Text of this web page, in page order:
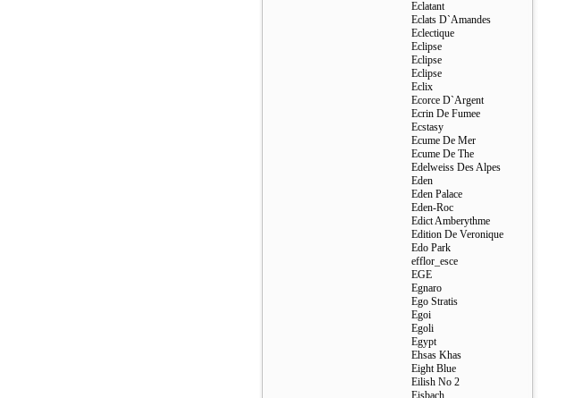
Eclatant
Eclats D`Amandes
Eclectique
Eclipse
Eclipse
Eclipse
Eclix
Ecorce D`Argent
Ecrin De Fumee
Ecstasy
Ecume De Mer
Ecume De The
Edelweiss Des Alpes
Eden
Eden Palace
Eden-Roc
Edict Amberythme
Edition De Veronique
Edo Park
efflor_esce
EGE
Egnaro
Ego Stratis
Egoi
Egoli
Egypt
Ehsas Khas
Eight Blue
Eilish No 2
Eisbach